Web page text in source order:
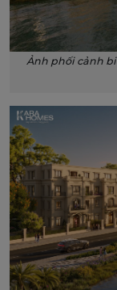
Ảnh phối cảnh